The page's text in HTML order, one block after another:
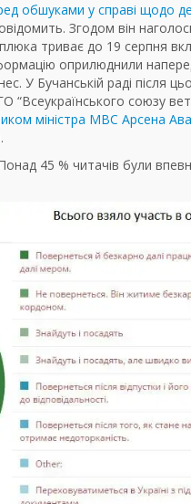
обшуками у справі щодо
Згодом він
триває до 19 серпня
оприлюднили
У Бучанській раді після
ГО “Всеукраїнського союзу
міністра МВС Арсена
45 % читачів були